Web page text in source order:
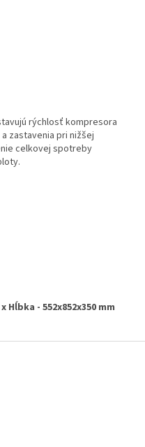
rýchlosť kompresora
zastavenia pri nižšej
celkovej spotreby
Hĺbka - 552x852x350 mm